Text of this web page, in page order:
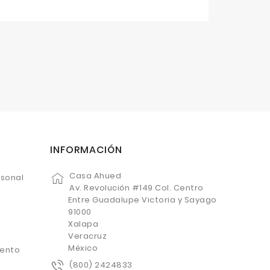
INFORMACIÓN
Casa Ahued
Av. Revolución #149 Col. Centro
Entre Guadalupe Victoria y Sayago
91000
Xalapa
Veracruz
México
(800) 2424833